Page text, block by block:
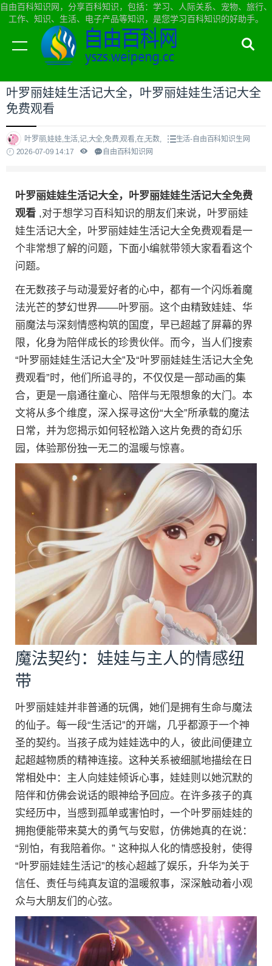
自由百科知识网，分享百科知识，包括：学习、人际关系、宠物、旅行、
工作、知识、生活、电子产品等知识，是您学习百科知识的好助手。
当前位置：自由百科知识网首页>生活
叶罗丽娃娃生活记大全，叶罗丽娃娃生活记大全
免费观看
叶罗丽,娃娃,生活,记,大全,免费,观看,在,无数,
生活-自由百科知识生网
2026-07-09 14:17
自由百科知识网
叶罗丽娃娃生活记大全，叶罗丽娃娃生活记大全免费
观看 ,对于想学习百科知识的朋友们来说，叶罗丽娃
娃生活记大全，叶罗丽娃娃生活记大全免费观看是一
个非常想了解的问题，下面小编就带领大家看看这个
问题。
在无数孩子与动漫爱好者的心中，都有一个闪烁着魔
法光芒的梦幻世界——叶罗丽。这个由精致娃娃、华
丽魔法与深刻情感构筑的国度，早已超越了屏幕的界
限，化身为陪伴成长的珍贵伙伴。而今，当人们搜索
“叶罗丽娃娃生活记大全”及“叶罗丽娃娃生活记大全免
费观看”时，他们所追寻的，不仅仅是一部动画的集
合，更是一扇通往童心、陪伴与无限想象的大门。本
文将从多个维度，深入探寻这份“大全”所承载的魔法
日常，并为您揭示如何轻松踏入这片免费的奇幻乐
园，体验那份独一无二的温暖与惊喜。
魔法契约：娃娃与主人的情感纽
带
叶罗丽娃娃并非普通的玩偶，她们是拥有生命与魔法
的仙子。每一段“生活记”的开端，几乎都源于一个神
圣的契约。当孩子成为娃娃选中的人，彼此间便建立
起超越物质的精神连接。这种关系被细腻地描绘在日
常相处中：主人向娃娃倾诉心事，娃娃则以她沉默的
陪伴和仿佛会说话的眼神给予回应。在许多孩子的真
实经历中，当感到孤单或害怕时，一个叶罗丽娃娃的
拥抱便能带来莫大的勇气与安慰，仿佛她真的在说：
“别怕，有我陪着你。” 这种拟人化的情感投射，使得
“叶罗丽娃娃生活记”的核心超越了娱乐，升华为关于
信任、责任与纯真友谊的温暖叙事，深深触动着小观
众与大朋友们的心弦。